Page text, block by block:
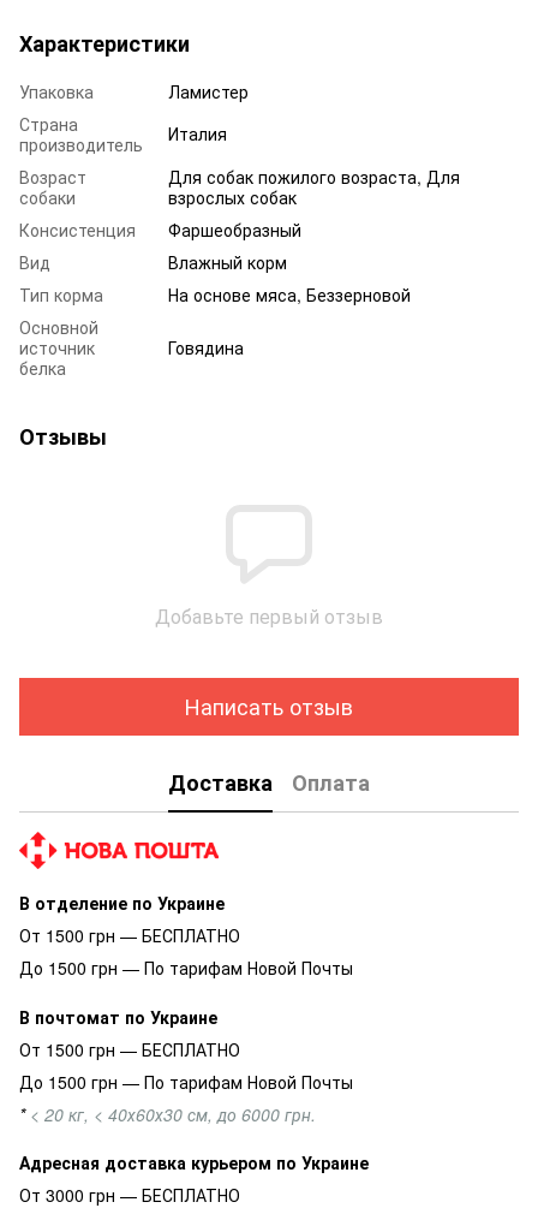
Характеристики
Упаковка
Ламистер
Страна
производитель
Италия
Возраст
собаки
Для собак пожилого возраста, Для
взрослых собак
Консистенция
Фаршеобразный
Вид
Влажный корм
Тип корма
На основе мяса, Беззерновой
Основной
источник
белка
Говядина
Отзывы
Добавьте первый отзыв
Написать отзыв
Доставка Оплата
В отделение по Украине
От 1500 грн — БЕСПЛАТНО
До 1500 грн — По тарифам Новой Почты
В почтомат по Украине
От 1500 грн — БЕСПЛАТНО
До 1500 грн — По тарифам Новой Почты
* < 20 кг, < 40х60х30 см, до 6000 грн.
Адресная доставка курьером по Украине
От 3000 грн — БЕСПЛАТНО